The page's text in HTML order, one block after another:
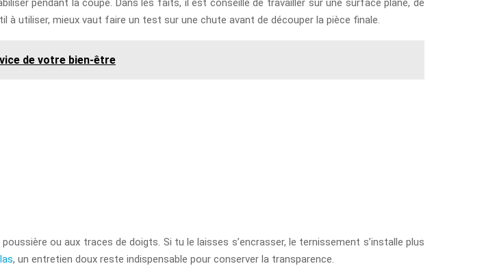
à utiliser, mieux vaut faire un test sur une chute avant de découper la pièce finale.
de votre bien-être
ou aux traces de doigts. Si tu le laisses s’encrasser, le ternissement s’installe plus
, un entretien doux reste indispensable pour conserver la transparence.